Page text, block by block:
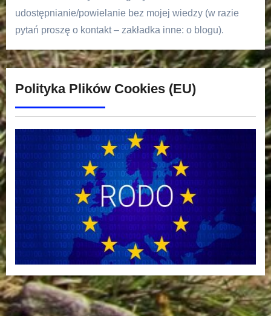
udostępnianie/powielanie bez mojej wiedzy (w razie
pytań proszę o kontakt – zakładka inne: o blogu).
Polityka Plików Cookies (EU)